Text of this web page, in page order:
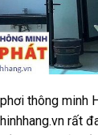
thông minh
rất